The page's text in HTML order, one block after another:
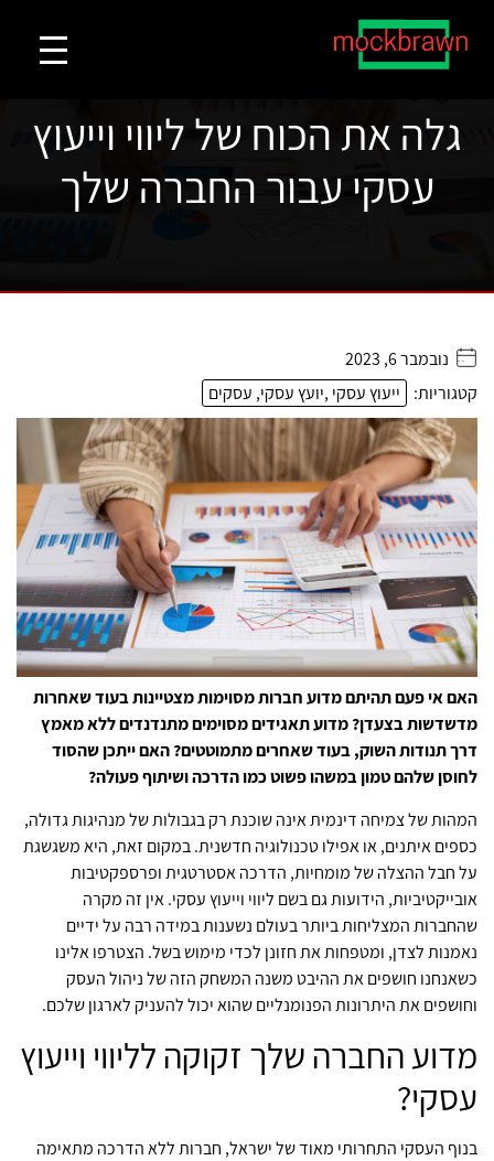
גלה את הכוח של ליווי וייעוץ
עסקי עבור החברה שלך
. . . . .נובמבר 6, 2023
קטגוריות:
ייעוץ עסקי ,יועץ עסקי, עסקים
האם אי פעם תהיתם מדוע חברות מסוימות מצטיינות בעוד שאחרות
מדשדשות בצעדן? מדוע תאגידים מסוימים מתנדנדים ללא מאמץ
דרך תנודות השוק, בעוד שאחרים מתמוטטים? האם ייתכן שהסוד
לחוסן שלהם טמון במשהו פשוט כמו הדרכה ושיתוף פעולה?
המהות של צמיחה דינמית אינה שוכנת רק בגבולות של מנהיגות גדולה,
כספים איתנים, או אפילו טכנולוגיה חדשנית. במקום זאת, היא משגשגת
על חבל ההצלה של מומחיות, הדרכה אסטרטגית ופרספקטיבות
אובייקטיביות, הידועות גם בשם ליווי וייעוץ עסקי. אין זה מקרה
שהחברות המצליחות ביותר בעולם נשענות במידה רבה על ידיים
נאמנות לצדן, ומטפחות את חזונן לכדי מימוש בשל. הצטרפו אלינו
כשאנחנו חושפים את ההיבט משנה המשחק הזה של ניהול העסק
וחושפים את היתרונות הפנומנליים שהוא יכול להעניק לארגון שלכם.
מדוע החברה שלך זקוקה לליווי וייעוץ
עסקי?
בנוף העסקי התחרותי מאוד של ישראל, חברות ללא הדרכה מתאימה